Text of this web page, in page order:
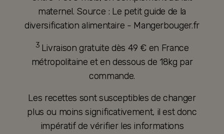
maternel. Source : Le petit guide de la
diversification alimentaire - Mangerbouger.fr
3 Livraison gratuite dès 49 € en France
métropolitaine et en dessous de 18kg par
commande.
Les recettes sont susceptibles de changer
plus ou moins significativement, il est donc
impératif de vérifier les informations